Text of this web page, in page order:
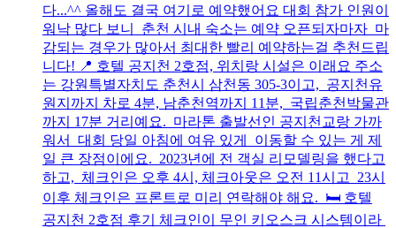
다...^^ 올해도 결국 여기로 예약했어요 대회 참가 인원이
워낙 많다 보니 춘천 시내 숙소는 예약 오픈되자마자 마
감되는 경우가 많아서 최대한 빨리 예약하는걸 추천드립
니다! 📍 호텔 공지천 2호점, 위치랑 시설은 이래요 주소
는 강원특별자치도 춘천시 삼천동 305-3이고, 공지천유
원지까지 차로 4분, 남춘천역까지 11분, 국립춘천박물관
까지 17분 거리예요. 마라톤 출발선인 공지천교랑 가까
워서 대회 당일 아침에 여유 있게 이동할 수 있는 게 제
일 큰 장점이에요. 2023년에 전 객실 리모델링을 했다고
하고, 체크인은 오후 4시, 체크아웃은 오전 11시고 23시
이후 체크인은 프론트로 미리 연락해야 해요. 🛏 호텔
공지천 2호점 후기 체크인이 무인 키오스크 시스템이라